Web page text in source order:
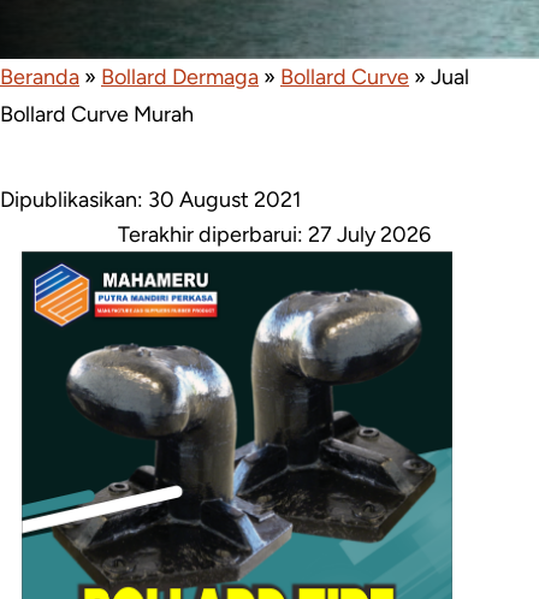
Beranda » Bollard Dermaga » Bollard Curve » Jual
Bollard Curve Murah
Dipublikasikan: 30 August 2021
Terakhir diperbarui:27 July 2026